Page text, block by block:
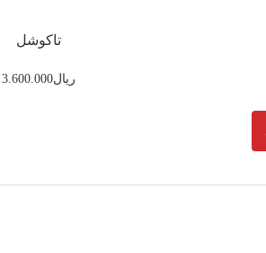
تاکوشل
ریال3.600.000